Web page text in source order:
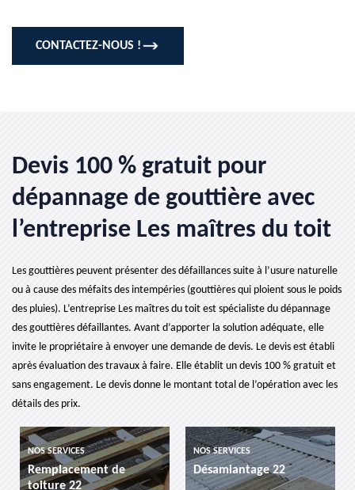
CONTACTEZ-NOUS !
Devis 100 % gratuit pour
dépannage de gouttière avec
l’entreprise Les maîtres du toit
Les gouttières peuvent présenter des défaillances suite à l’usure naturelle
ou à cause des méfaits des intempéries (gouttières qui ploient sous le poids
des pluies). L’entreprise Les maîtres du toit est spécialiste du dépannage
des gouttières défaillantes. Avant d’apporter la solution adéquate, elle
invite le propriétaire à envoyer une demande de devis. Le devis est établi
après évaluation des travaux à faire. Elle établit un devis 100 % gratuit et
sans engagement. Le devis donne le montant total de l’opération avec les
détails des prix.
NOS SERVICES
Remplacement de
toiture 22
NOS SERVICES
Désamiantage 22